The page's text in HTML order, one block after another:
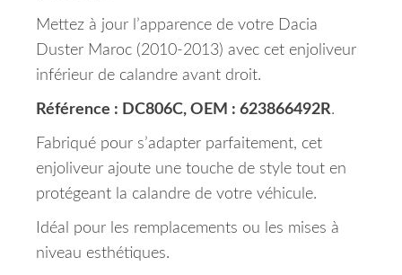
Mettez à jour l’apparence de votre Dacia
Duster Maroc (2010-2013) avec cet enjoliveur
inférieur de calandre avant droit.
Référence : DC806C, OEM : 623866492R.
Fabriqué pour s’adapter parfaitement, cet
enjoliveur ajoute une touche de style tout en
protégeant la calandre de votre véhicule.
Idéal pour les remplacements ou les mises à
niveau esthétiques.